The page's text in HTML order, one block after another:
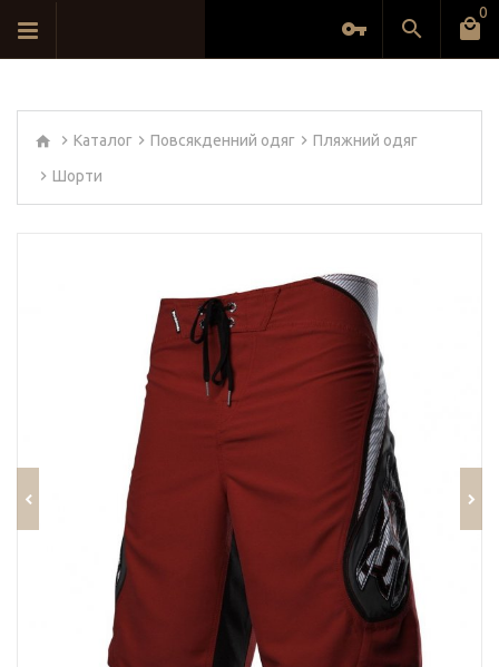
0
Каталог Повсякденний одяг Пляжний одяг
Шорти